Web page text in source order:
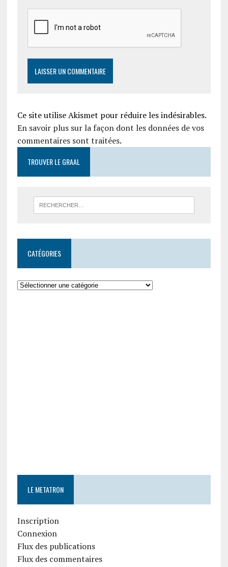
Ce site utilise Akismet pour réduire les indésirables.
En savoir plus sur la façon dont les données de vos
commentaires sont traitées.
TROUVER LE GRAAL
CATÉGORIES
LE METATRON
Inscription
Connexion
Flux des publications
Flux des commentaires